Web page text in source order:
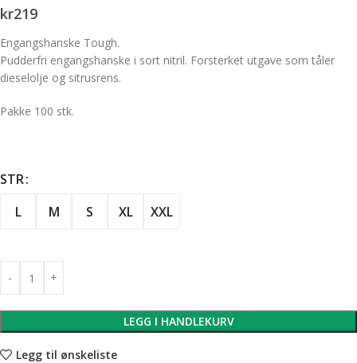
kr219
Engangshanske Tough.
Pudderfri engangshanske i sort nitril. Forsterket utgave som tåler
dieselolje og sitrusrens.
Pakke 100 stk.
STR
L
M S XL XXL
LEGG I HANDLEKURV
Legg til ønskeliste